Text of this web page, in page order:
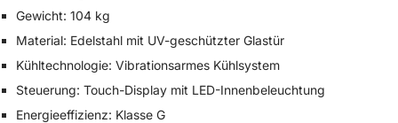
Gewicht: 104 kg
Material: Edelstahl mit UV-geschützter Glastür
Kühltechnologie: Vibrationsarmes Kühlsystem
Steuerung: Touch-Display mit LED-Innenbeleuchtung
Energieeffizienz: Klasse G